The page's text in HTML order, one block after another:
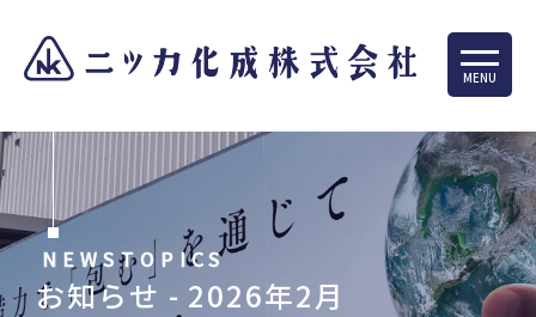
お知らせ - 2026年2月
NEWSTOPICS
MENU